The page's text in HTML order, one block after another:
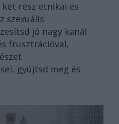
két rész etnikai és
szexuális
jó nagy kanál
frusztrációval,
gyújtsd meg és